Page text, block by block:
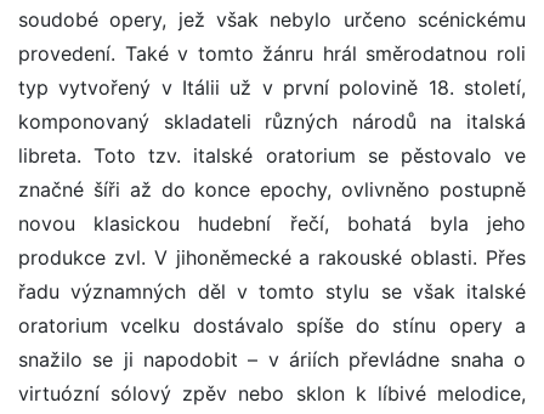
soudobé opery, jež však nebylo určeno scénickému
provedení. Také v tomto žánru hrál směrodatnou roli
typ vytvořený v Itálii už v první polovině 18. století,
komponovaný skladateli různých národů na italská
libreta. Toto tzv. italské oratorium se pěstovalo ve
značné šíři až do konce epochy, ovlivněno postupně
novou klasickou hudební řečí, bohatá byla jeho
produkce zvl. V jihoněmecké a rakouské oblasti. Přes
řadu významných děl v tomto stylu se však italské
oratorium vcelku dostávalo spíše do stínu opery a
snažilo se ji napodobit – v áriích převládne snaha o
virtuózní sólový zpěv nebo sklon k líbivé melodice,